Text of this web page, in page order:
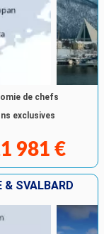
de chefs
exclusives
981 €
& SVALBARD